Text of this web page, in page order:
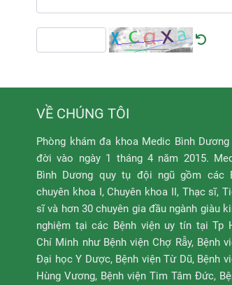
VỀ CHÚNG TÔI
Phòng khám đa khoa Medic Bình
đời vào ngày 1 tháng 4 năm 2015.
Bình Dương quy tụ đội ngũ gồm các
chuyên khoa I, Chuyên khoa II, Thạc sĩ,
sĩ và hơn 30 chuyên gia đầu ngành giàu
nghiệm tại các Bệnh viện uy tín tại Tp
Chí Minh như Bệnh viện Chợ Rẫy, Bệnh
Đại học Y Dược, Bệnh viện Từ Dũ, Bệnh
Hùng Vương, Bệnh viện Tim Tâm Đức,